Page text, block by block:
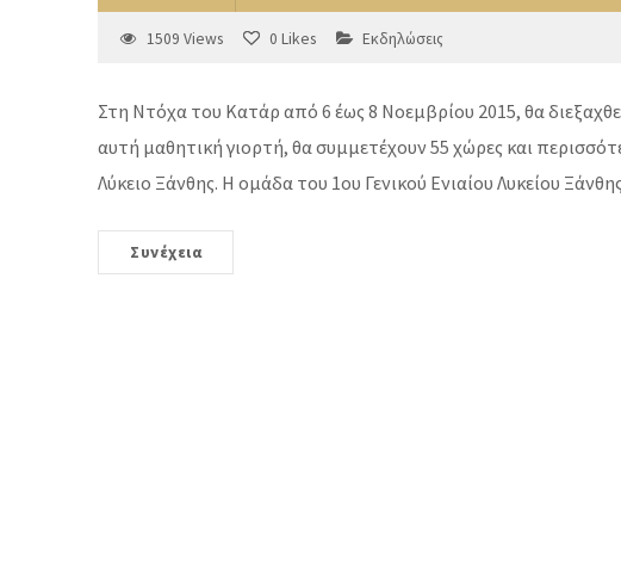
1509 Views 0 Likes Εκδηλώσεις
Στη Ντόχα του Κατάρ από 6 έως 8 Νοεμβρίου 2015, θα
αυτή μαθητική γιορτή, θα συμμετέχουν 55 χώρες και
Λύκειο Ξάνθης. Η ομάδα του 1ου Γενικού Ενιαίου Λυκείου
Συνέχεια